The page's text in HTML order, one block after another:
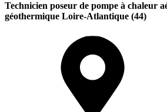
Technicien poseur de pompe à chaleur
géothermique Loire-Atlantique (44)